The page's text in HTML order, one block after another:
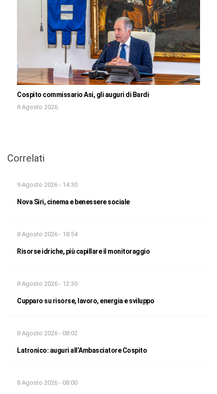
Cospito commissario Asi, gli auguri di Bardi
8 Agosto 2026
Correlati
9 Agosto 2026 - 14:30
Nova Siri, cinema e benessere sociale
8 Agosto 2026 - 18:54
Risorse idriche, più capillare il monitoraggio
8 Agosto 2026 - 12:30
Cupparo su risorse, lavoro, energia e sviluppo
8 Agosto 2026 - 08:02
Latronico: auguri all’Ambasciatore Cospito
8 Agosto 2026 - 08:00